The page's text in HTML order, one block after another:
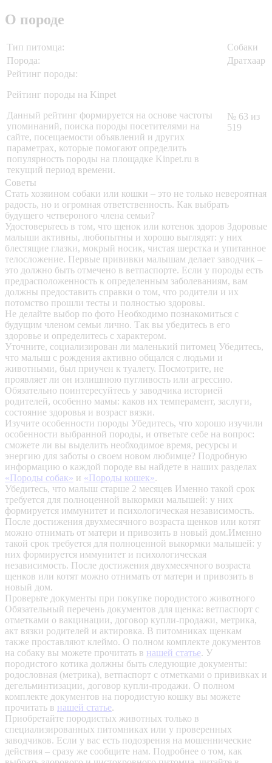
О породе
Тип питомца:
Собаки
Порода:
Дратхаар
Рейтинг породы:
Рейтинг породы на Kinpet
Данный рейтинг формируется на основе частоты
упоминаний, поиска породы посетителями на
сайте, посещаемости объявлений и других
параметрах, которые помогают определить
популярность породы на площадке Kinpet.ru в
текущий период времени.
№ 63 из
519
Советы
Стать хозяином собаки или кошки – это не только невероятная
радость, но и огромная ответственность. Как выбрать
будущего четвероного члена семьи?
Удостоверьтесь в том, что щенок или котенок здоров Здоровые
малыши активны, любопытны и хорошо выглядят: у них
блестящие глазки, мокрый носик, чистая шерстка и упитанное
телосложение. Первые прививки малышам делает заводчик –
это должно быть отмечено в ветпаспорте. Если у породы есть
предрасположенность к определенным заболеваниям, вам
должны предоставить справки о том, что родители и их
потомство прошли тесты и полностью здоровы.
Не делайте выбор по фото Необходимо познакомиться с
будущим членом семьи лично. Так вы убедитесь в его
здоровье и определитесь с характером.
Уточните, социализирован ли маленький питомец Убедитесь,
что малыш с рождения активно общался с людьми и
животными, был приучен к туалету. Посмотрите, не
проявляет ли он излишнюю пугливость или агрессию.
Обязательно поинтересуйтесь у заводчика историей
родителей, особенно мамы: каков их темперамент, заслуги,
состояние здоровья и возраст вязки.
Изучите особенности породы Убедитесь, что хорошо изучили
особенности выбранной породы, и ответьте себе на вопрос:
сможете ли вы выделить необходимое время, ресурсы и
энергию для заботы о своем новом любимце? Подробную
информацию о каждой породе вы найдете в наших разделах
«Породы собак» и «Породы кошек».
Убедитесь, что малыш старше 2 месяцев Именно такой срок
требуется для полноценной выкормки малышей: у них
формируется иммунитет и психологическая независимость.
После достижения двухмесячного возраста щенков или котят
можно отнимать от матери и привозить в новый дом.Именно
такой срок требуется для полноценной выкормки малышей: у
них формируется иммунитет и психологическая
независимость. После достижения двухмесячного возраста
щенков или котят можно отнимать от матери и привозить в
новый дом.
Проверьте документы при покупке породистого животного
Обязательный перечень документов для щенка: ветпаспорт с
отметками о вакцинации, договор купли-продажи, метрика,
акт вязки родителей и актировка. В питомниках щенкам
также проставляют клеймо. О полном комплекте документов
на собаку вы можете прочитать в нашей статье. У
породистого котика должны быть следующие документы:
родословная (метрика), ветпаспорт с отметками о прививках и
дегельминтизации, договор купли-продажи. О полном
комплекте документов на породистую кошку вы можете
прочитать в нашей статье.
Приобретайте породистых животных только в
специализированных питомниках или у проверенных
заводчиков. Если у вас есть подозрения на мошеннические
действия – сразу же сообщите нам. Подробнее о том, как